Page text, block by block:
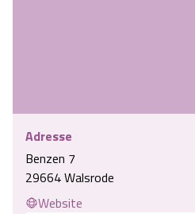
Adresse
Benzen 7
29664 Walsrode
Website